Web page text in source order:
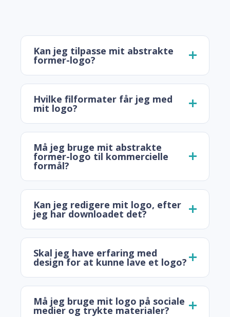
Kan jeg tilpasse mit abstrakte
former-logo?
Hvilke filformater får jeg med
mit logo?
Må jeg bruge mit abstrakte
former-logo til kommercielle
formål?
Kan jeg redigere mit logo, efter
jeg har downloadet det?
Skal jeg have erfaring med
design for at kunne lave et logo?
Må jeg bruge mit logo på sociale
medier og trykte materialer?